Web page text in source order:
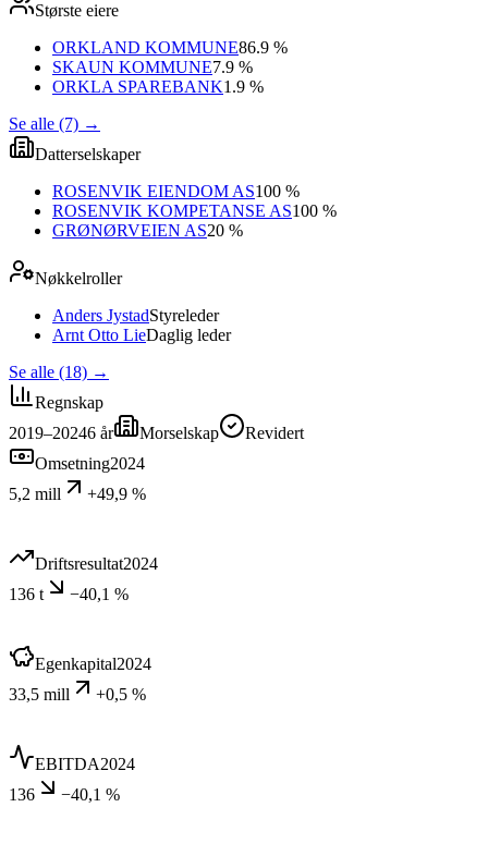
Største eiere
ORKLAND KOMMUNE86.9 %
SKAUN KOMMUNE7.9 %
ORKLA SPAREBANK1.9 %
Se alle (7) →
Datterselskaper
ROSENVIK EIENDOM AS100 %
ROSENVIK KOMPETANSE AS100 %
GRØNØRVEIEN AS20 %
Nøkkelroller
Anders JystadStyreleder
Arnt Otto LieDaglig leder
Se alle (18) →
Regnskap
2019–20246 år Morselskap
Revidert
Omsetning2024
5,2 mill
+49,9 %
Driftsresultat2024
136 t
−40,1 %
Egenkapital2024
33,5 mill
+0,5 %
EBITDA2024
136
−40,1 %